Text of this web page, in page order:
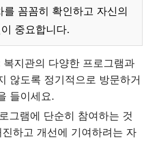
꼼꼼히 확인하고 자신의
중요합니다.
복지관의 다양한 프로그램과
않도록 정기적으로 방문하거
들이세요.
그램에 단순히 참여하는 것
하고 개선에 기여하려는 자